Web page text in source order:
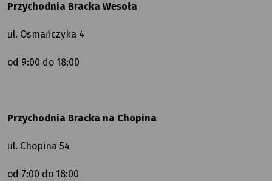
Przychodnia Bracka Wesoła
ul. Osmańczyka 4
od 9:00 do 18:00
Przychodnia Bracka na Chopina
ul. Chopina 54
od 7:00 do 18:00